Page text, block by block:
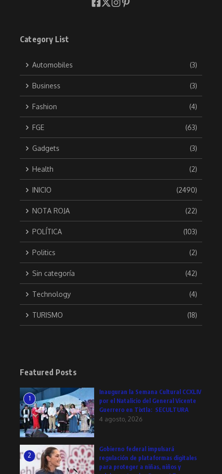
Category List
Automobiles (3)
Business (3)
Fashion (4)
FGE (63)
Gadgets (3)
Health (2)
INICIO (2490)
NOTA ROJA (22)
POLÍTICA (103)
Politics (2)
Sin categoría (42)
Technology (4)
TURISMO (18)
Featured Posts
1
Inauguran la Semana Cultural CCXLIV
por el Natalicio del General Vicente
Guerrero en Tixtla: SECULTURA
4 agosto, 2026
2
Gobierno federal impulsará
regulación de plataformas digitales
para proteger a niñas, niños y